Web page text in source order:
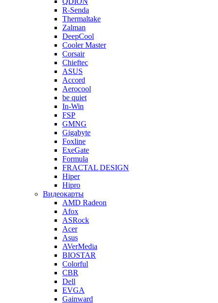
R-Senda
Thermaltake
Zalman
DeepCool
Cooler Master
Corsair
Chieftec
ASUS
Accord
Aerocool
be quiet
In-Win
FSP
GMNG
Gigabyte
Foxline
ExeGate
Formula
FRACTAL DESIGN
Hiper
Hipro
Видеокарты
AMD Radeon
Afox
ASRock
Acer
Asus
AVerMedia
BIOSTAR
Colorful
CBR
Dell
EVGA
Gainward